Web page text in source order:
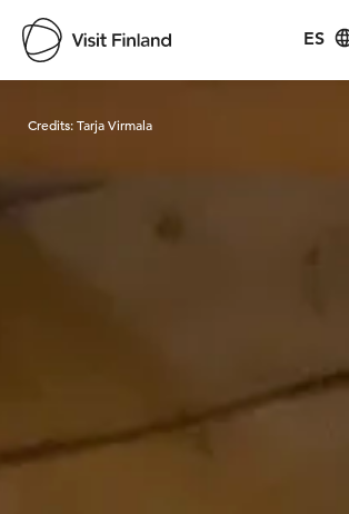
ES
Credits:Tarja Virmala